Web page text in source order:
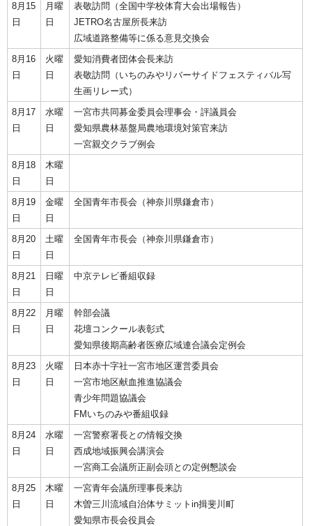
8月15
日
月曜
日
表敬訪問（全国中学校体育大会出場報告）
JETRO名古屋所長来訪
広域道路整備等に係る意見交換会
8月16
日
火曜
日
愛知消費者団体会長来訪
表敬訪問（いちのみやリバーサイドフェスティバル写
生画リレー式）
8月17
日
水曜
日
一宮市共同募金委員会理事会・評議員会
愛知県農林基盤局農地環境対策官来訪
一宮親交クラブ例会
8月18
日
木曜
日
8月19
日
金曜
日
全国青年市長会（神奈川県鎌倉市）
8月20
日
土曜
日
全国青年市長会（神奈川県鎌倉市）
8月21
日
日曜
日
中京テレビ番組収録
8月22
日
月曜
日
幹部会議
花壇コンクール表彰式
愛知県後期高齢者医療広域連合議会定例会
8月23
日
火曜
日
日本赤十字社一宮市地区運営委員会
一宮市地区献血推進協議会
青少年問題協議会
FMいちのみや番組収録
8月24
日
水曜
日
一宮警察署長との情報交換
西成地域振興会講演会
一宮商工会議所正副会頭との定例懇談会
8月25
日
木曜
日
一宮青年会議所理事長来訪
木曽三川流域自治体サミットin揖斐川町
愛知県市長会役員会